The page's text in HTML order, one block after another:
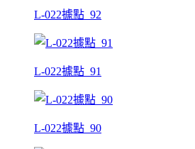
L-022據點_92
L-022據點_91
L-022據點_90